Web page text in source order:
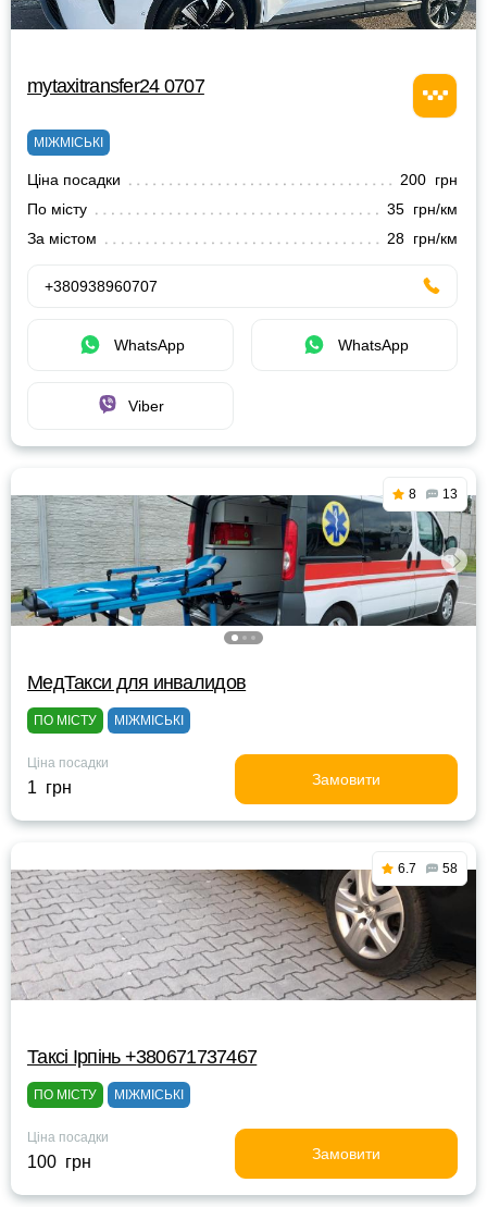
mytaxitransfer24 0707
МІЖМІСЬКІ
Ціна посадки
200 грн
По місту
35 грн/км
За містом
28 грн/км
+380938960707
WhatsApp WhatsApp
Viber
8 13
МедТакси для инвалидов
ПО МІСТУ МІЖМІСЬКІ
Ціна посадки
1 грн Замовити
6.7 58
Таксі Ірпінь +380671737467
ПО МІСТУ МІЖМІСЬКІ
Ціна посадки
100 грн Замовити